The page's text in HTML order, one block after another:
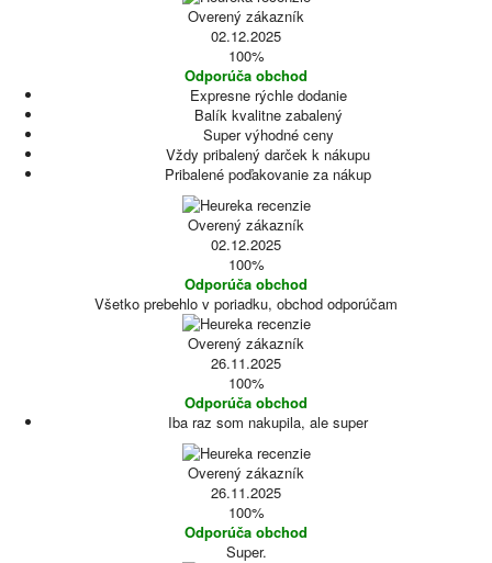
Overený zákazník
02.12.2025
100%
Odporúča obchod
Expresne rýchle dodanie
Balík kvalitne zabalený
Super výhodné ceny
Vždy pribalený darček k nákupu
Pribalené poďakovanie za nákup
Overený zákazník
02.12.2025
100%
Odporúča obchod
Všetko prebehlo v poriadku, obchod odporúčam
Overený zákazník
26.11.2025
100%
Odporúča obchod
Iba raz som nakupila, ale super
Overený zákazník
26.11.2025
100%
Odporúča obchod
Super.